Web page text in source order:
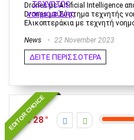
Drones με Artificial Intelligence
Drones με Σύστημα τεχνητής
Ελικοπτεράκια με τεχνητή
News 22 November 2023
ΔΕΙΤΕ ΠΕΡΙΣΣΟΤΕΡΑ
EDITOR CHOICE
28